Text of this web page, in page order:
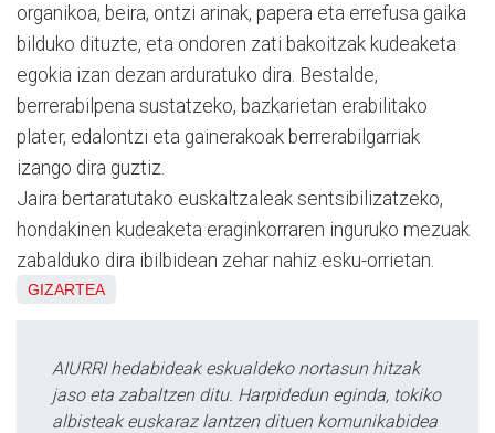
organikoa, beira, ontzi arinak, papera eta errefusa gaika
bilduko dituzte, eta ondoren zati bakoitzak kudeaketa
egokia izan dezan arduratuko dira. Bestalde,
berrerabilpena sustatzeko, bazkarietan erabilitako
plater, edalontzi eta gainerakoak berrerabilgarriak
izango dira guztiz.
Jaira bertaratutako euskaltzaleak sentsibilizatzeko,
hondakinen kudeaketa eraginkorraren inguruko mezuak
zabalduko dira ibilbidean zehar nahiz esku-orrietan.
GIZARTEA
AIURRI hedabideak eskualdeko nortasun hitzak
jaso eta zabaltzen ditu. Harpidedun eginda, tokiko
albisteak euskaraz lantzen dituen komunikabidea